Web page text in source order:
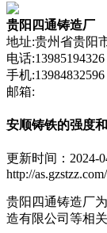
贵阳四通铸造厂
地址:贵州省贵阳
电话:13985194326
手机:13984832596
邮箱:
安顺铸铁的强度
更新时间：2024-
http://
贵阳四通铸造厂
造有限公司等相